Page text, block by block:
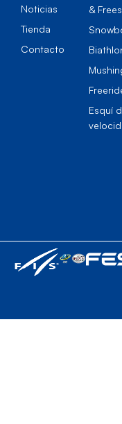
Noticias
Tienda
Contacto
&
Esquí